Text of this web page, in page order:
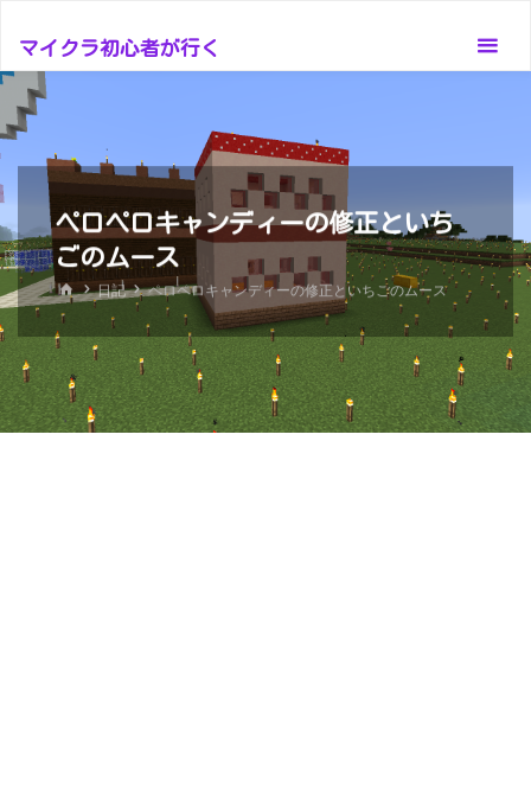
テ
ツ
ス
キ
ッ
プ
マイクラ初心者が行く
ペロペロキャンディーの修正といち
ごのムース
ホ
ー
日記 ペロペロキャンディーの修正といちごのムース